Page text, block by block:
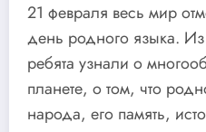
21 февраля весь мир
день родного языка. Из
ребята узнали о
планете, о том, что
народа, его память,